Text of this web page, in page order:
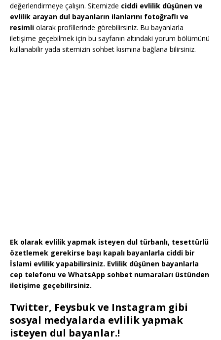
değerlendirmeye çalışın. Sitemizde ciddi evlilik düşünen ve
evlilik arayan dul bayanların ilanlarını fotoğraflı ve
resimli olarak profillerinde görebilirsiniz. Bu bayanlarla
iletişime geçebilmek için bu sayfanın altındaki yorum bölümünü
kullanabilir yada sitemizin sohbet kısmına bağlana bilirsiniz.
Ek olarak evlilik yapmak isteyen dul türbanlı, tesettürlü
özetlemek gerekirse başı kapalı bayanlarla ciddi bir
İslami evlilik yapabilirsiniz. Evlilik düşünen bayanlarla
cep telefonu ve WhatsApp sohbet numaraları üstünden
iletişime geçebilirsiniz.
Twitter, Feysbuk ve Instagram gibi
sosyal medyalarda evlilik yapmak
isteyen dul bayanlar.!